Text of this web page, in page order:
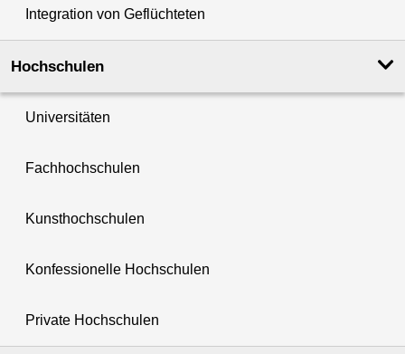
Integration von Geflüchteten
Hochschulen
Universitäten
Fachhochschulen
Kunsthochschulen
Konfessionelle Hochschulen
Private Hochschulen